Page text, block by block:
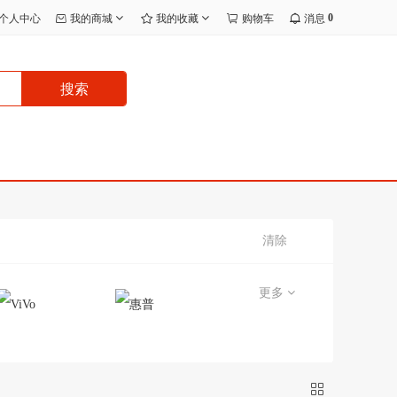
人中心 我的商城 我的收藏 购物车 消息 0
搜索
清除
更多